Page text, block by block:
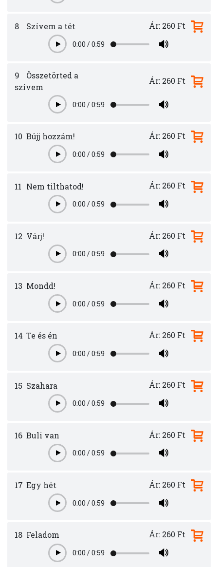
8 Szívem a tét
Play0:00 /0:59
Ár: 260 Ft
9
Összetörted a
szívem
Play0:00 /0:59
Ár: 260 Ft
10 Bújj hozzám!
Play0:00 /0:59
Ár: 260 Ft
11 Nem tilthatod!
Play0:00 /0:59
Ár: 260 Ft
12 Várj!
Play0:00 /0:59
Ár: 260 Ft
13 Mondd!
Play0:00 /0:59
Ár: 260 Ft
14 Te és én
Play0:00 /0:59
Ár: 260 Ft
15 Szahara
Play0:00 /0:59
Ár: 260 Ft
16 Buli van
Play0:00 /0:59
Ár: 260 Ft
17 Egy hét
Play0:00 /0:59
Ár: 260 Ft
18 Feladom
Play0:00 /0:59
Ár: 260 Ft